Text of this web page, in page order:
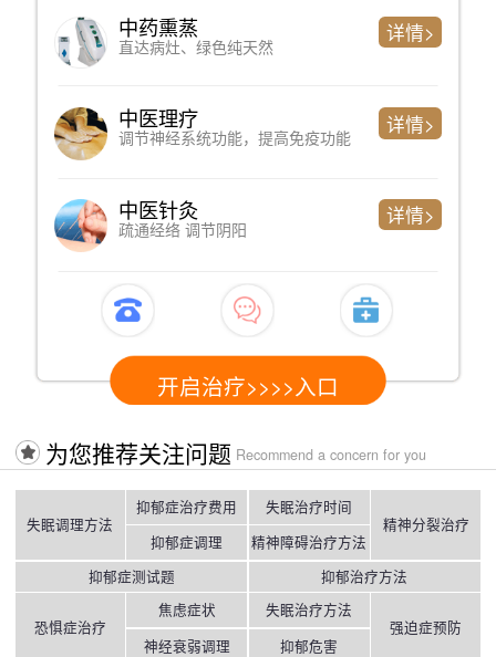
中药熏蒸
直达病灶、绿色纯天然
详情>
中医理疗
调节神经系统功能，提高免疫功能
详情>
中医针灸
疏通经络 调节阴阳
详情>
开启治疗>>>>入口
为您推荐关注问题 Recommend a concern for you
失眠调理方法
抑郁症治疗费用
抑郁症调理
失眠治疗时间
精神障碍治疗方法
精神分裂治疗
抑郁症测试题 抑郁治疗方法
恐惧症治疗
焦虑症状
神经衰弱调理
失眠治疗方法
抑郁危害
强迫症预防